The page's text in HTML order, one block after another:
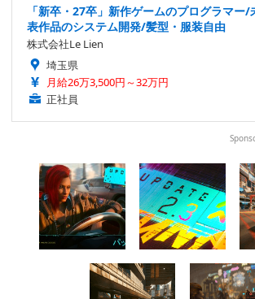
「新卒・27卒」新作ゲームのプログラマー
表作品のシステム開発/髪型・服装自由
株式会社Le Lien
埼玉県
月給26万3,500円～32万円
正社員